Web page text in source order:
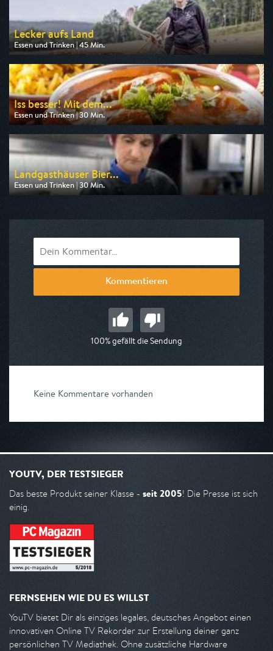
Lecker aufs Land
Essen und Trinken | 45 Min.
Ausgestrahlt von SWR
am 09.08.2026, 16:15
Iss besser! Mit dem...
Essen und Trinken | 30 Min.
Ausgestrahlt von NDR
am 09.08.2026, 16:30
Landgasthäuser Bier...
Essen und Trinken | 30 Min.
Ausgestrahlt von BR
Kommentieren
100% gefällt die Sendung
Keine Kommentare vorhanden
YOUTV, DER TESTSIEGER
Das beste Produkt seiner Klasse - seit 2005! Die Presse ist sich
einig.
FERNSEHEN WIE DU ES WILLST
YouTV bietet Dir als einziges legales, deutsches Angebot einen
innovativen Online TV Rekorder zur Erstellung deiner ganz
persönlichen TV Mediathek. Ohne zusätzliche Hardware